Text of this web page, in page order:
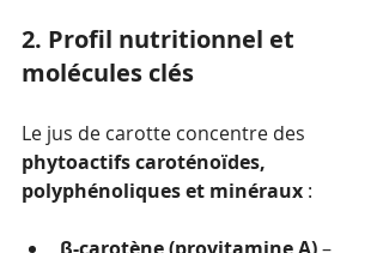
2. Profil nutritionnel et
molécules clés
Le jus de carotte concentre des
phytoactifs caroténoïdes,
polyphénoliques et minéraux :